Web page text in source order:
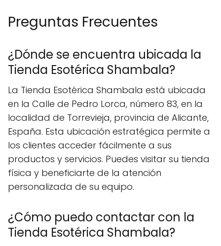
Preguntas Frecuentes
¿Dónde se encuentra ubicada la
Tienda Esotérica Shambala?
La Tienda Esotérica Shambala está ubicada
en la Calle de Pedro Lorca, número 83, en la
localidad de Torrevieja, provincia de Alicante,
España. Esta ubicación estratégica permite a
los clientes acceder fácilmente a sus
productos y servicios. Puedes visitar su tienda
física y beneficiarte de la atención
personalizada de su equipo.
¿Cómo puedo contactar con la
Tienda Esotérica Shambala?